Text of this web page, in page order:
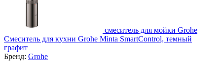
смеситель для мойки Grohe
Смеситель для кухни Grohe Minta SmartControl, темный
графит
Бренд: Grohe